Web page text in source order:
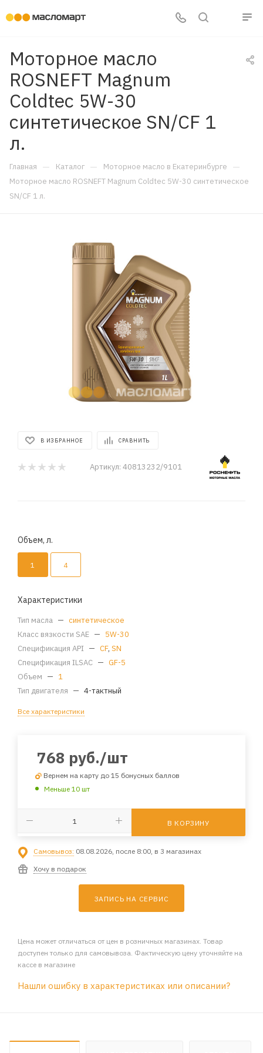
Моторное масло
ROSNEFT Magnum
Coldtec 5W-30
синтетическое SN/CF 1
л.
Главная — Каталог — Моторное масло в Екатеринбурге —
Моторное масло ROSNEFT Magnum Coldtec 5W-30 синтетическое
SN/CF 1 л.
В ИЗБРАННОЕ СРАВНИТЬ
Артикул: 40813232/9101
Объем, л.
1 4
Характеристики
Тип масла — синтетическое
Класс вязкости SAE — 5W-30
Спецификация API — CF, SN
Спецификация ILSAC — GF-5
Объем — 1
Тип двигателя — 4-тактный
Все характеристики
768 руб./шт
Вернем на карту до 15 бонусных баллов
Меньше 10 шт
В КОРЗИНУ
Самовывоз: 08.08.2026, после 8:00, в 3 магазинах
Хочу в подарок
ЗАПИСЬ НА СЕРВИС
Цена может отличаться от цен в розничных магазинах. Товар
доступен только для самовывоза. Фактическую цену уточняйте на
кассе в магазине
Нашли ошибку в характеристиках или описании?